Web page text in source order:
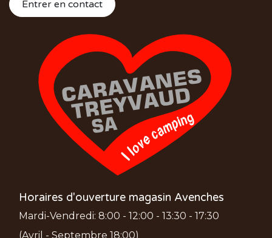
Entrer en contact
Horaires d'ouverture magasin Avenches
Mardi-Vendredi: 8:00 - 12:00 - 13:30 - 17:30
(Avril - Septembre 18:00)